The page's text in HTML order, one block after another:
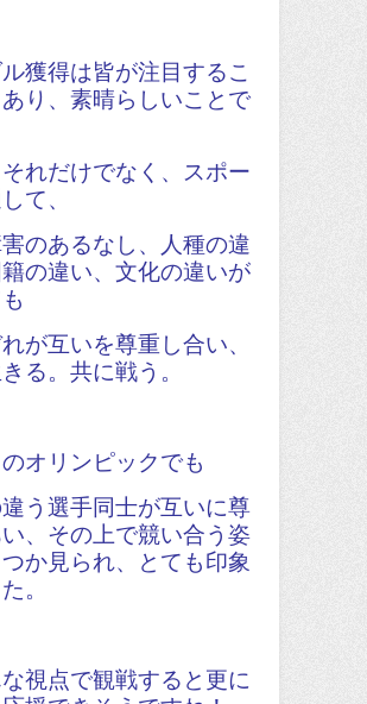
獲得は皆が注目するこ
り、素晴らしいことで
れだけでなく、スポー
して、
のあるなし、人種の違
の違い、文化の違いが
が互いを尊重し合い、
る。共に戦う。
オリンピックでも
う選手同士が互いに尊
、その上で競い合う姿
か見られ、とても印象
。
視点で観戦すると更に